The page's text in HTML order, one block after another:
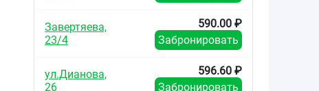
Завертяева,
23/4
590.00 ₽
Забронировать
ул.Дианова,
26
596.60 ₽
Забронировать